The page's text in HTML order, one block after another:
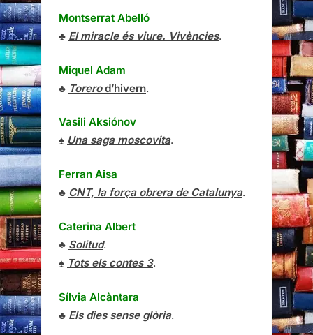
Montserrat Abelló
♣ El miracle és viure. Vivències.
Miquel Adam
♣ Torerod’hivern.
Vasili Aksiónov
♠ Una saga moscovita.
Ferran Aisa
♣ CNT, la força obrera de Catalunya.
Caterina Albert
♣ Solitud.
♠ Tots els contes 3.
Sílvia Alcàntara
♣ Els dies sense glòria.